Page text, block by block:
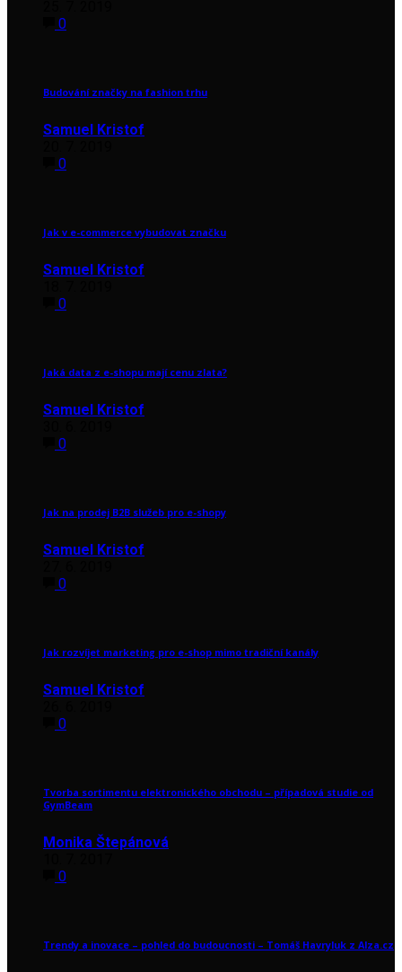
0
Budování značky na fashion trhu
Samuel Kristof
0
Jak v e-commerce vybudovat značku
Samuel Kristof
0
Jaká data z e-shopu mají cenu zlata?
Samuel Kristof
0
Jak na prodej B2B služeb pro e-shopy
Samuel Kristof
0
Jak rozvíjet marketing pro e-shop mimo tradiční kanály
Samuel Kristof
0
Tvorba sortimentu elektronického obchodu – případová studie od
GymBeam
Monika Štepánová
0
Trendy a inovace – pohled do budoucnosti – Tomáš Havryluk z Alza.cz